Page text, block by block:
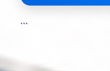
```